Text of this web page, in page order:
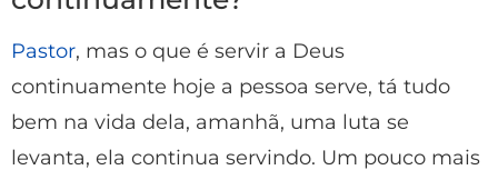
Pastor, mas o que é servir a Deus
continuamente hoje a pessoa serve, tá tudo
bem na vida dela, amanhã, uma luta se
levanta, ela continua servindo. Um pouco mais